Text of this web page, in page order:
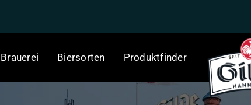
Brauerei Biersorten Produktfinder